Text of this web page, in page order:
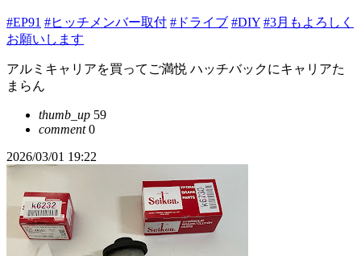
#EP91 #ヒッチメンバー取付 #ドライブ #DIY #3月もよろしく
お願いします
アルミキャリアを買ってご満悦 ハッチバックにキャリアた
まらん
thumb_up 59
comment0
2026/03/01 19:22